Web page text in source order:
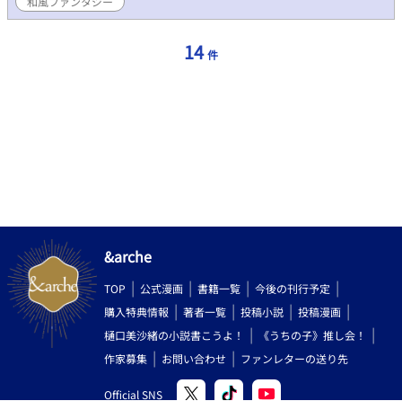
14 件
&arche
TOP 公式漫画 書籍一覧
今後の刊行予定
購入特典情報
著者一覧 投稿小説
投稿漫画
樋口美沙緒の小説書こうよ！
《うちの子》推し会！
作家募集
お問い合わせ ファンレターの送り先
Official SNS